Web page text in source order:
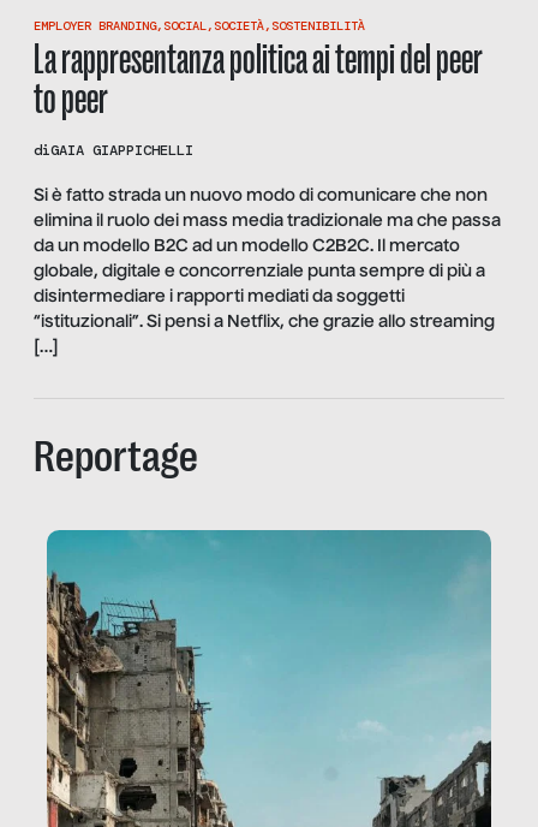
EMPLOYER BRANDING, SOCIAL, SOCIETÀ, SOSTENIBILITÀ
La rappresentanza politica ai tempi del peer
to peer
diGAIA GIAPPICHELLI
Si è fatto strada un nuovo modo di comunicare che non
elimina il ruolo dei mass media tradizionale ma che passa
da un modello B2C ad un modello C2B2C. Il mercato
globale, digitale e concorrenziale punta sempre di più a
disintermediare i rapporti mediati da soggetti
“istituzionali”. Si pensi a Netflix, che grazie allo streaming
[…]
Reportage